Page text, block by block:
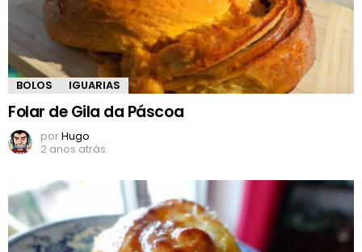
BOLOS IGUARIAS
Folar de Gila da Páscoa
porHugo
2 anos atrás